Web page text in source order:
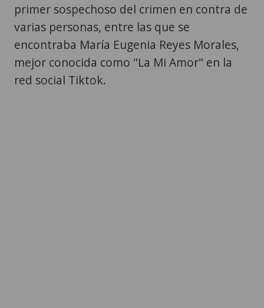
primer sospechoso del crimen en contra de
varias personas, entre las que se
encontraba María Eugenia Reyes Morales,
mejor conocida como "La Mi Amor" en la
red social Tiktok.